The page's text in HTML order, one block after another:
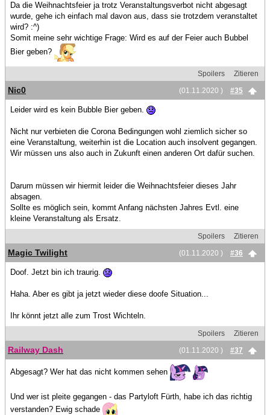
Da die Weihnachtsfeier ja trotz Veranstaltungsverbot nicht abgesagt
wurde, gehe ich einfach mal davon aus, dass sie trotzdem veranstaltet
wird? :^)
Somit meine sehr wichtige Frage: Wird es auf der Feier auch Bubbel
Bier geben?
Spoilers
Zitieren
(01.11.2020 )
#35
Nic0
Leider wird es kein Bubble Bier geben.
Nicht nur verbieten die Corona Bedingungen wohl ziemlich sicher so
eine Veranstaltung, weiterhin ist die Location auch insolvent gegangen.
Wir müssen uns also auch in Zukunft einen anderen Ort dafür suchen.
Darum müssen wir hiermit leider die Weihnachtsfeier dieses Jahr
absagen.
Sollte es möglich sein, kommt Anfang nächsten Jahres Evtl. eine
kleine Veranstaltung als Ersatz.
Spoilers
Zitieren
(01.11.2020 )
#36
Magic Twilight
Doof. Jetzt bin ich traurig.
Haha. Aber es gibt ja jetzt wieder diese doofe Situation...
Ihr könnt jetzt alle zum Trost Wichteln.
Spoilers
Zitieren
(01.11.2020 )
#37
Railway Dash
Abgesagt? Wer hat das nicht kommen sehen
Und wer ist pleite gegangen - das Partyloft Fürth, habe ich das richtig
verstanden? Ewig schade